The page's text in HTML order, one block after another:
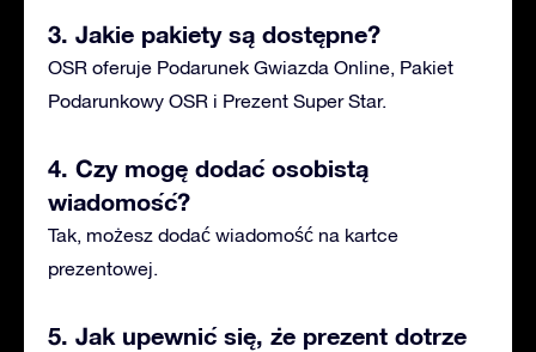
3. Jakie pakiety są dostępne?
OSR oferuje Podarunek Gwiazda Online, Pakiet
Podarunkowy OSR i Prezent Super Star.
4. Czy mogę dodać osobistą
wiadomość?
Tak, możesz dodać wiadomość na kartce
prezentowej.
5. Jak upewnić się, że prezent dotrze